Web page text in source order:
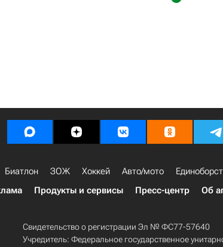
Биатлон ЗОЖ Хоккей Авто/мото
Продукты и сервисы Пресс-центр Об
Свидетельство о регистрации Эл № ФС77-57640
Учредитель: Федеральное государственное